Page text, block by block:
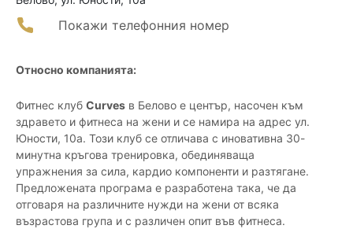
Покажи телефонния номер
Относно компанията:
Фитнес клуб Curves в Белово е център, насочен към
здравето и фитнеса на жени и се намира на адрес ул.
Юности, 10а. Този клуб се отличава с иновативна 30-
минутна кръгова тренировка, обединяваща
упражнения за сила, кардио компоненти и разтягане.
Предложената програма е разработена така, че да
отговаря на различните нужди на жени от всяка
възрастова група и с различен опит във фитнеса.